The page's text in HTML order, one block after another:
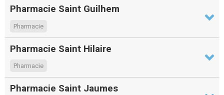
Pharmacie Saint Guilhem
Pharmacie
Pharmacie Saint Hilaire
Pharmacie
Pharmacie Saint Jaumes